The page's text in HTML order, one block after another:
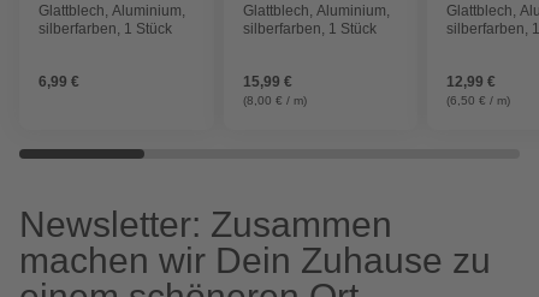
Glattblech, Aluminium,
silberfarben, 1 Stück
6,99 €
Glattblech, Aluminium,
silberfarben, 1 Stück
15,99 €
(8,00 € / m)
Glattblech,
silberfarben,
12,99 €
(6,50 € / m)
Newsletter: Zusammen
machen wir Dein Zuhause zu